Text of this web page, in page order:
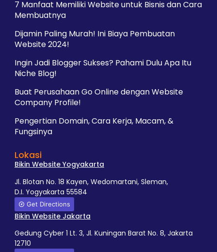
7 Manfaat Memiliki Website untuk Bisnis dan Cara
Membuatnya
Dijamin Paling Murah! Ini Biaya Pembuatan
Website 2024!
Ingin Jadi Blogger Sukses? Pahami Dulu Apa Itu
Niche Blog!
Buat Perusahaan Go Online dengan Website
Company Profile!
Pengertian Domain, Cara Kerja, Macam, &
Fungsinya
Lokasi
Bikin Website Yogyakarta
Jl. Blotan No. 18 Kayen, Wedomartani, Sleman,
D.I. Yogyakarta 55584
Get Directions
Bikin Website Jakarta
Gedung Cyber 1 Lt. 3, Jl. Kuningan Barat No. 8, Jakarta
12710